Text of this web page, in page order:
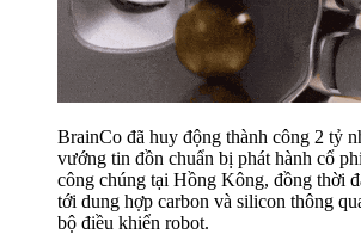
BrainCo đã huy động thành công 2 tỷ
vướng tin đồn chuẩn bị phát hành cổ
công chúng tại Hồng Kông, đồng thời
tới dung hợp carbon và silicon thông
bộ điều khiển robot.